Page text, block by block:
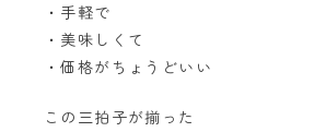
・手軽で
・美味しくて
・価格がちょうどいい
この三拍子が揃った